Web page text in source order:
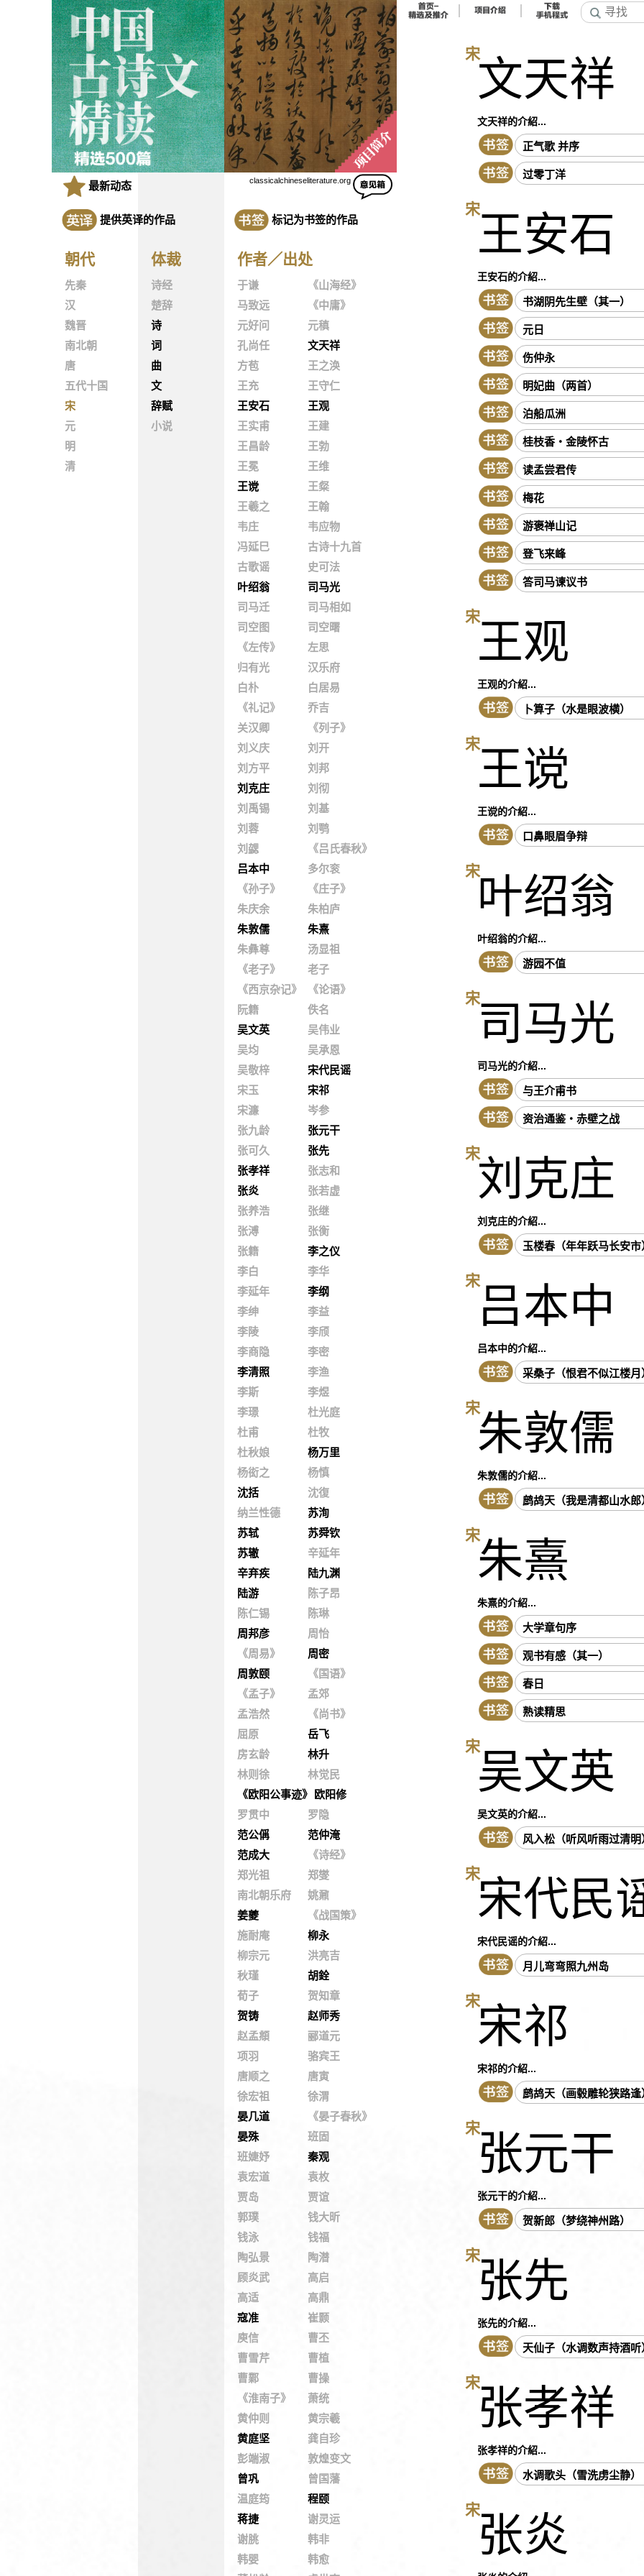
classicalchineseliterature.org
最新动态
提供英译的作品 标记为书签的作品
朝代
先秦
汉
魏晋
南北朝
唐
五代十国
宋
元
明
清
体裁
诗经
楚辞
诗
词
曲
文
辞赋
小说
作者／出处
于谦
《山海经》
马致远
《中庸》
元好问
元稹
孔尚任
文天祥
方苞
王之涣
王充
王守仁
王安石
王观
王实甫
王建
王昌龄
王勃
王冕
王维
王谠
王粲
王羲之
王翰
韦庄
韦应物
冯延巳
古诗十九首
古歌谣
史可法
叶绍翁
司马光
司马迁
司马相如
司空图
司空曙
《左传》
左思
归有光
汉乐府
白朴
白居易
《礼记》
乔吉
关汉卿
《列子》
刘义庆
刘开
刘方平
刘邦
刘克庄
刘彻
刘禹锡
刘基
刘蓉
刘鹗
刘勰
《吕氏春秋》
吕本中
多尔衮
《孙子》
《庄子》
朱庆余
朱柏庐
朱敦儒
朱熹
朱彝尊
汤显祖
《老子》
老子
《西京杂记》
《论语》
阮籍
佚名
吴文英
吴伟业
吴均
吴承恩
吴敬梓
宋代民谣
宋玉
宋祁
宋濂
岑参
张九龄
张元干
张可久
张先
张孝祥
张志和
张炎
张若虚
张养浩
张继
张溥
张衡
张籍
李之仪
李白
李华
李延年
李纲
李绅
李益
李陵
李颀
李商隐
李密
李清照
李渔
李斯
李煜
李璟
杜光庭
杜甫
杜牧
杜秋娘
杨万里
杨衒之
杨慎
沈括
沈復
纳兰性德
苏洵
苏轼
苏舜钦
苏辙
辛延年
辛弃疾
陆九渊
陆游
陈子昂
陈仁锡
陈琳
周邦彦
周怡
《周易》
周密
周敦颐
《国语》
《孟子》
孟郊
孟浩然
《尚书》
屈原
岳飞
房玄龄
林升
林则徐
林觉民
《欧阳公事迹》
欧阳修
罗贯中
罗隐
范公偁
范仲淹
范成大
《诗经》
郑光祖
郑燮
南北朝乐府
姚鼐
姜夔
《战国策》
施耐庵
柳永
柳宗元
洪亮吉
秋瑾
胡銓
荀子
贺知章
贺铸
赵师秀
赵孟頫
郦道元
项羽
骆宾王
唐顺之
唐寅
徐宏祖
徐渭
晏几道
《晏子春秋》
晏殊
班固
班婕妤
秦观
袁宏道
袁枚
贾岛
贾谊
郭璞
钱大昕
钱泳
钱福
陶弘景
陶潜
顾炎武
高启
高适
高鼎
寇准
崔颢
庾信
曹丕
曹雪芹
曹植
曹鄴
曹操
《淮南子》
萧统
黄仲则
黄宗羲
黄庭坚
龚自珍
彭端淑
敦煌变文
曾巩
曾国藩
温庭筠
程颐
蒋捷
谢灵运
谢朓
韩非
韩婴
韩愈
宋文天祥
文天祥的介紹...
正气歌 并序
过零丁洋
宋王安石
王安石的介紹...
书湖阴先生壁（其一）
元日
伤仲永
明妃曲（两首）
泊船瓜洲
桂枝香・金陵怀古
读孟尝君传
梅花
游褒禅山记
登飞来峰
答司马谏议书
宋王观
王观的介紹...
卜算子（水是眼波横）
宋王谠
王谠的介紹...
口鼻眼眉争辩
宋叶绍翁
叶绍翁的介紹...
游园不值
宋司马光
司马光的介紹...
与王介甫书
资治通鉴・赤壁之战
宋刘克庄
刘克庄的介紹...
玉楼春（年年跃马长安市
宋吕本中
吕本中的介紹...
采桑子（恨君不似江楼月
宋朱敦儒
朱敦儒的介紹...
鹧鸪天（我是清都山水郎
宋朱熹
朱熹的介紹...
大学章句序
观书有感（其一）
春日
熟读精思
宋吴文英
吴文英的介紹...
风入松（听风听雨过清明
宋宋代民
宋代民谣的介紹...
月儿弯弯照九州岛
宋宋祁
宋祁的介紹...
鹧鸪天（画毂雕轮狭路逢
宋张元干
张元干的介紹...
贺新郎（梦绕神州路）
宋张先
张先的介紹...
天仙子（水调数声持酒听
宋张孝祥
张孝祥的介紹...
水调歌头（雪洗虏尘静）
宋张炎